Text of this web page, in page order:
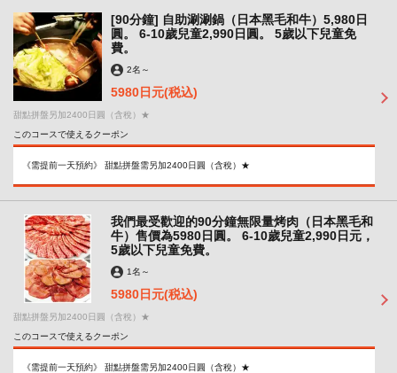
[90分鐘] 自助涮涮鍋（日本黑毛和牛）5,980日
圓。 6-10歲兒童2,990日圓。 5歲以下兒童免
費。
2名 ～
5980日元(税込)
甜點拼盤另加2400日圓（含稅）★
このコースで使えるクーポン
《需提前一天預約》 甜點拼盤需另加2400日圓（含稅）★
我們最受歡迎的90分鐘無限量烤肉（日本黑毛和
牛）售價為5980日圓。 6-10歲兒童2,990日元，
5歲以下兒童免費。
1名 ～
5980日元(税込)
甜點拼盤另加2400日圓（含稅）★
このコースで使えるクーポン
《需提前一天預約》 甜點拼盤需另加2400日圓（含稅）★